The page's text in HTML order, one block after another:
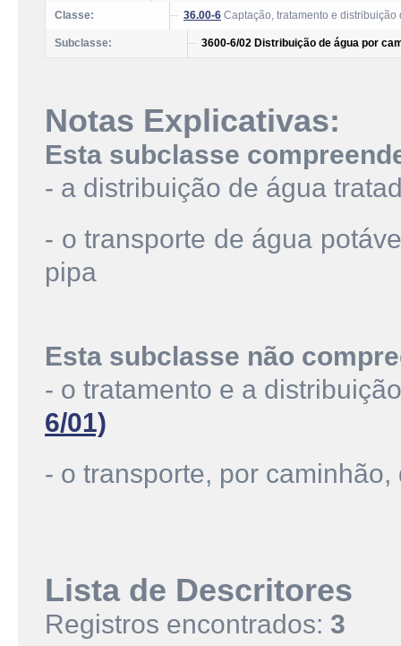
Classe: 36.00-6 Captação, tratamento e distribuição
Subclasse: 3600-6/02 Distribuição de água por
Notas Explicativas:
Esta subclasse
- a distribuição de água
- o transporte de água
pipa
Esta subclasse não
- o tratamento e a
6/01)
- o transporte, por
Lista de Descritores
Registros encontrados: 3